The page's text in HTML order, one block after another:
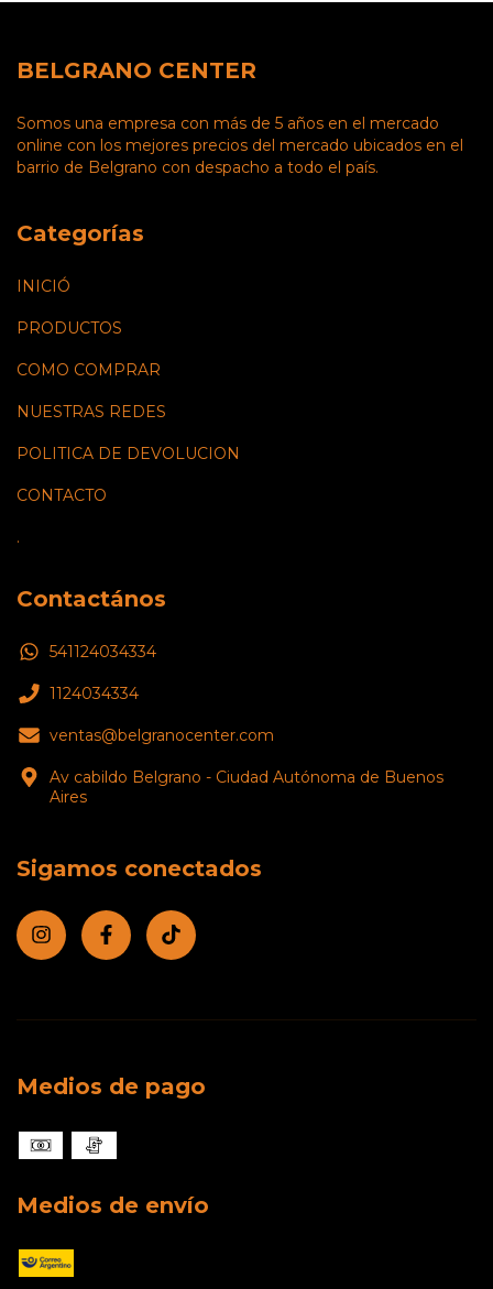
BELGRANO CENTER
Somos una empresa con más de 5 años en el mercado
online con los mejores precios del mercado ubicados en el
barrio de Belgrano con despacho a todo el país.
Categorías
INICIÓ
PRODUCTOS
COMO COMPRAR
NUESTRAS REDES
POLITICA DE DEVOLUCION
CONTACTO
.
Contactános
541124034334
1124034334
ventas@belgranocenter.com
Av cabildo Belgrano - Ciudad Autónoma de Buenos
Aires
Sigamos conectados
Medios de pago
Medios de envío